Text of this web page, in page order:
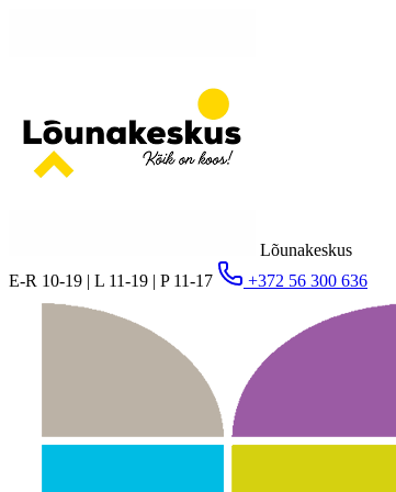
Lõunakeskus
E-R 10-19 | L 11-19 | P 11-17
+372 56 300 636